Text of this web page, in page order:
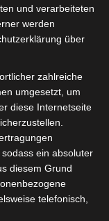
ist sicherlich
und
sein.
überlaufendem
die
finanziellen
und verarbeiteten
werden
über
zahlreiche
umgesetzt, um
diese Internetseite
ein absoluter
diesem Grund
telefonisch,